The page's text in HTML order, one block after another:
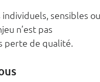
sensibles
n’est pas
perte de qualité.